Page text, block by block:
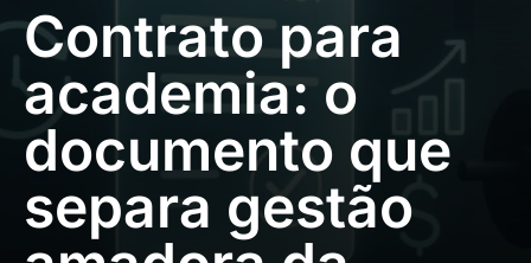
Contrato para
academia: o
documento que
separa gestão